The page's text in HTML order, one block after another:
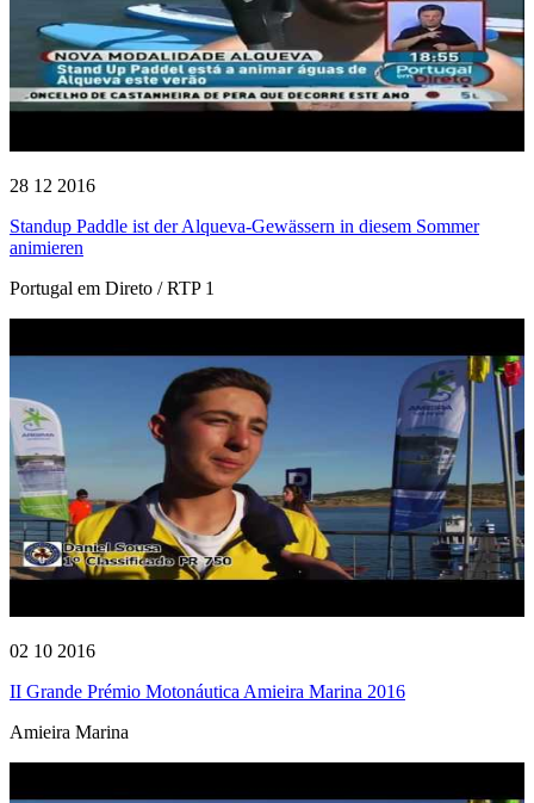
28 12 2016
Standup Paddle ist der Alqueva-Gewässern in diesem Sommer
animieren
Portugal em Direto / RTP 1
02 10 2016
II Grande Prémio Motonáutica Amieira Marina 2016
Amieira Marina